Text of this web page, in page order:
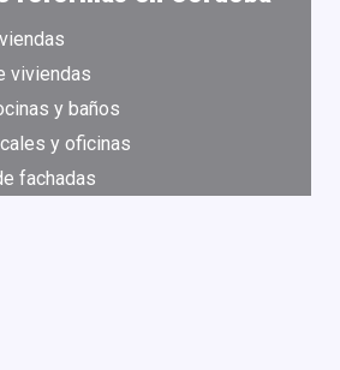
viviendas
y baños
y oficinas
fachadas